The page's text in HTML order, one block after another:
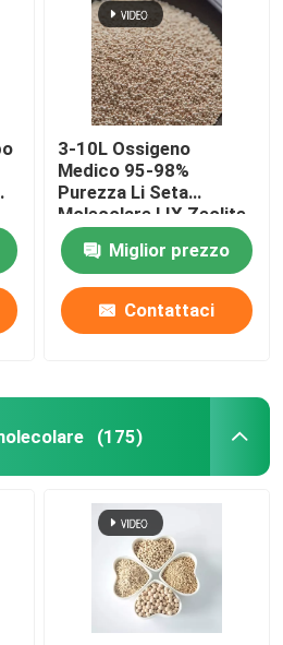
3-10L Ossigeno
Medico 95-98%
Purezza Li Seta
Molecolare LIX Zeolite
13X Litio Zeolite
Ossigeno Per
Concentratore di
Ossigeno
Miglior prezzo
Contattaci
(175)